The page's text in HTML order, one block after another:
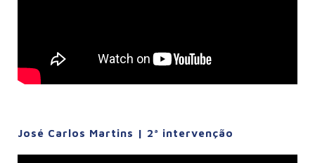
José Carlos Martins | 2ª intervenção